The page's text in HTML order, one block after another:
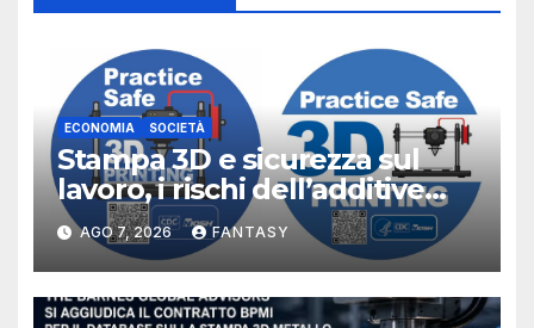
ECONOMIA SOCIETÀ
Stampa 3D e sicurezza sul
lavoro, i rischi dell’additive
manufacturing secondo
NIOSH
AGO 7, 2026 FANTASY